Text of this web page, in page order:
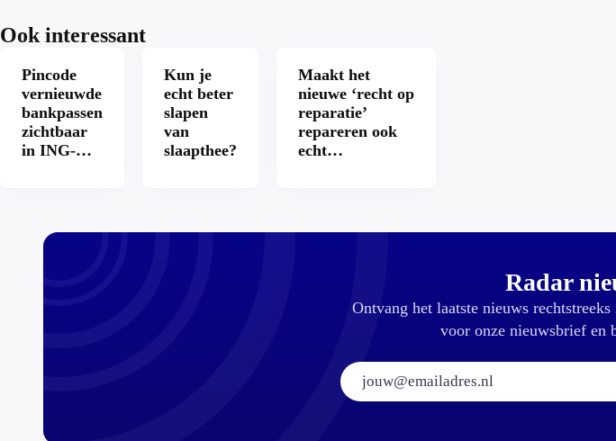
Ook interessant
Pincode
vernieuwde
bankpassen
zichtbaar
in ING-
Kun je
echt beter
slapen
van
slaapthee?
Maakt het
nieuwe ‘recht op
reparatie’
repareren ook
echt
Radar
Ontvang het laatste nieuws
voor onze nieuwsbrief en